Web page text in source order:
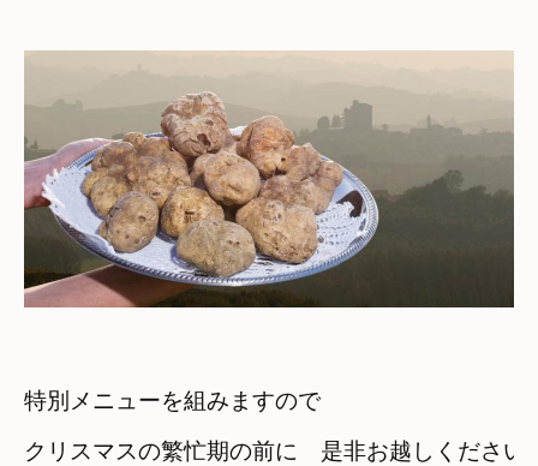
特別メニューを組みますので
クリスマスの繁忙期の前に　是非お越しください